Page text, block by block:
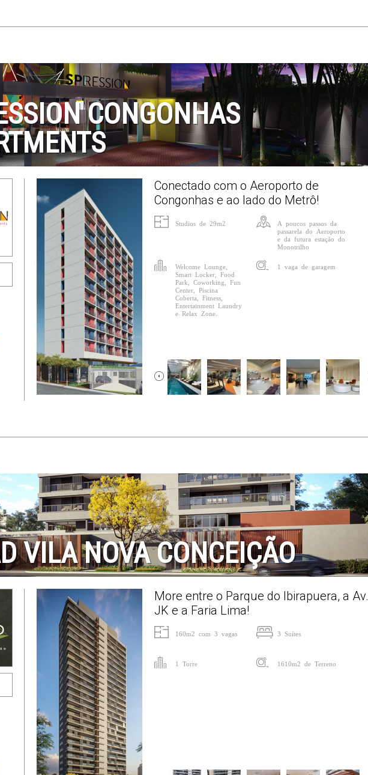
CONGONHAS
Conectado com o Aeroporto de
Congonhas e ao lado do Metrô!
Studios de 29m2
A poucos passos da
passarela do Aeroporto
e da futura estação do
Monotrilho
Welcome Lounge,
Smart Locker, Food
Park, Coworking, Fun
Center, Piscina
Coberta, Fitness,
Entertainment Laundry
e Relax Zone.
1 vaga de garagem
VILA NOVA CONCEIÇÃO
More entre o Parque do Ibirapuera, a Av.
JK e a Faria Lima!
160m2 com 3 vagas 3 Suítes
1 Torre 1610m2 de Terreno